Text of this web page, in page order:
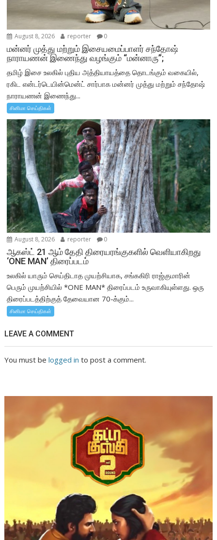
August 8, 2026 reporter 0
மன்னர் முத்து மற்றும் இசையமைப்பாளர் சந்தோஷ்
நாராயணன் இணைந்து வழங்கும் “மன்னாரு”;
தமிழ் இசை உலகில் புதிய அத்தியாயத்தை தொடங்கும் வகையில்,
ரகிட என்டர்டெயின்மென்ட் சார்பாக மன்னர் முத்து மற்றும் சந்தோஷ்
நாராயணன் இணைந்து...
சினிமா செய்திகள்
August 8, 2026 reporter 0
ஆகஸ்ட் 21 ஆம் தேதி திரையரங்குகளில் வெளியாகிறது
‘ONE MAN’ திரைப்படம்
உலகில் யாரும் செய்திடாத முயற்சியாக, சங்ககிரி ராஜ்குமாரின்
பெரும் முயற்சியில் *ONE MAN* திரைப்படம் உருவாகியுள்ளது. ஒரு
திரைப்படத்திற்குத் தேவையான 70-க்கும்...
சினிமா செய்திகள்
LEAVE A COMMENT
You must belogged in to post a comment.